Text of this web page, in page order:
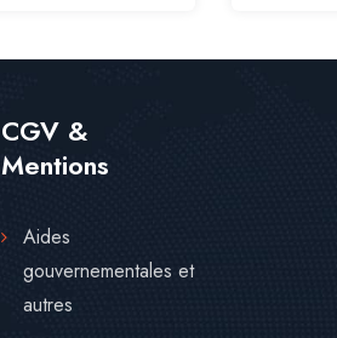
CGV &
Mentions
Aides
gouvernementales et
autres